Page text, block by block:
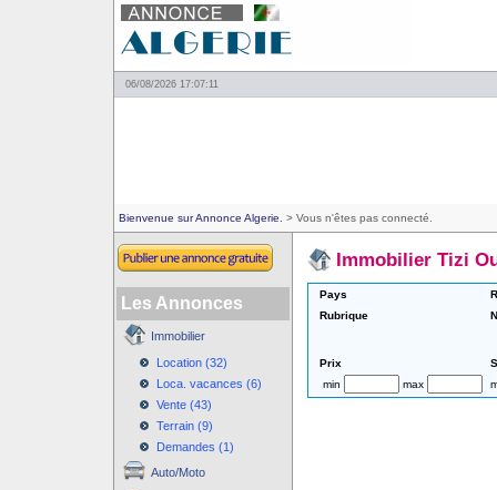
06/08/2026 17:07:11
Bienvenue sur Annonce Algerie. > Vous n'êtes pas connecté.
Les Annonces
Immobilier
Location (32)
Loca. vacances (6)
Vente (43)
Terrain (9)
Demandes (1)
Auto/Moto
Immobilier Tizi
Pays
Rubrique
Prix
min
max